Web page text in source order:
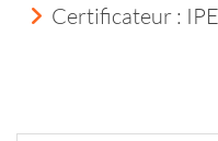
Certificateur :